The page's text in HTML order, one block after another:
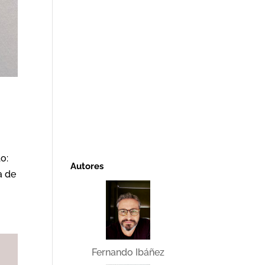
de
Autores
Fernando Ibáñez